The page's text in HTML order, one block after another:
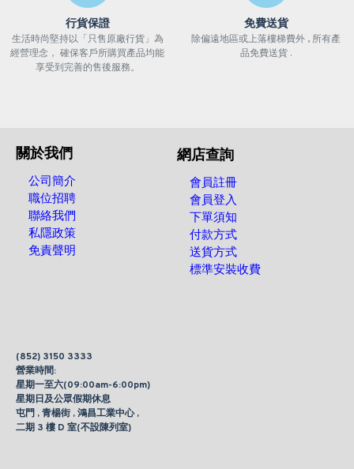
行貨保證
生活時尚堅持以「只售原廠行貨」為
經營理念， 確保客戶所購買產品均能
享受到完善的售後服務。
免費送貨
除偏遠地區或上落樓梯費外 , 所有產
品免費送貨 .
關於我們
公司簡介
職位招聘
聯絡我們
私隱政策
免責聲明
網店查詢
會員註冊
會員登入
下單須知
付款方式
送貨方式
標準安裝收費
(852) 3150 3333
營業時間:
星期一至六(09:00am-6:00pm)
星期日及公眾假期休息
屯門 , 青楊街 , 鴻昌工業中心 ,
二期 3 樓 D 室(不設陳列室)